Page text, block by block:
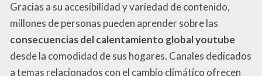
Gracias a su accesibilidad y variedad de contenido,
millones de personas pueden aprender sobre las
consecuencias del calentamiento global youtube
desde la comodidad de sus hogares. Canales dedicados
a temas relacionados con el cambio climático ofrecen